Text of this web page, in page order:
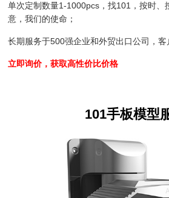
单次定制数量1-1000pcs，找101，按时、
意，我们的使命；
长期服务于500强企业和外贸出口公司，客
立即询价，获取高性价比价格
101手板模型